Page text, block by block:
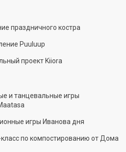
праздничного костра
Puuluup
проект Kiiora
и танцевальные игры
игры Иванова дня
по компостированию от Дома